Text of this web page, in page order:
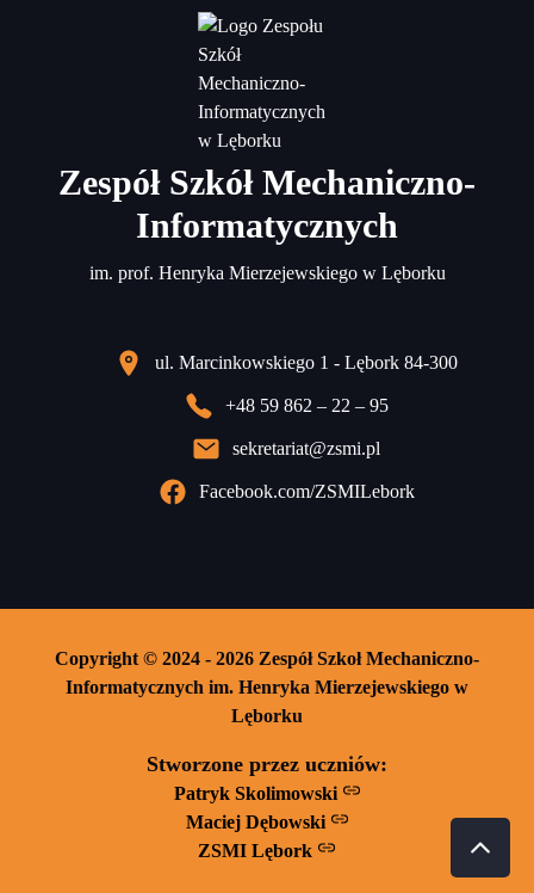
Zespół Szkół Mechaniczno-
Informatycznych
im. prof. Henryka Mierzejewskiego w Lęborku
ul. Marcinkowskiego 1 - Lębork 84-300
+48 59 862 – 22 – 95
sekretariat@zsmi.pl
Facebook.com/ZSMILebork
Copyright © 2024 - 2026 Zespół Szkoł Mechaniczno-
Informatycznych im. Henryka Mierzejewskiego w
Lęborku
Stworzone przez uczniów:
Patryk Skolimowski
Maciej Dębowski
ZSMI Lębork